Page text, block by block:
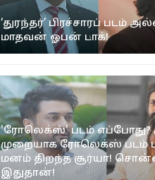
‘துரந்தர்’ பிரச்சாரப் படம்
மாதவன் ஓபன் டாக்!
'ரோலெக்ஸ்' படம் எப்போது?
முறையாக ரோலெக்ஸ் படம்
மனம் திறந்த சூர்யா!
இதுதான்!